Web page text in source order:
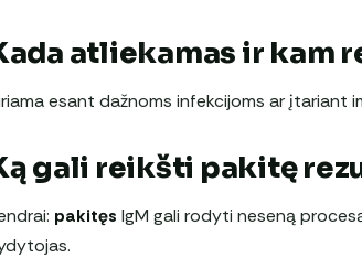
atliekamas ir kam
esant dažnoms infekcijoms ar įtariant
gali reikšti pakitę
pakitęs IgM gali rodyti neseną